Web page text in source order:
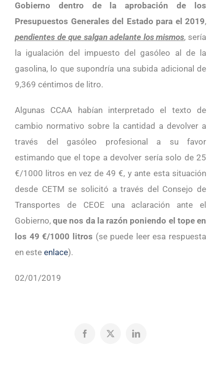
Gobierno dentro de la aprobación de los
Presupuestos Generales del Estado para el 2019,
pendientes de que salgan adelante los mismos, sería
la igualación del impuesto del gasóleo al de la
gasolina, lo que supondría una subida adicional de
9,369 céntimos de litro.
Algunas CCAA habían interpretado el texto de
cambio normativo sobre la cantidad a devolver a
través del gasóleo profesional a su favor
estimando que el tope a devolver sería solo de 25
€/1000 litros en vez de 49 €, y ante esta situación
desde CETM se solicitó a través del Consejo de
Transportes de CEOE una aclaración ante el
Gobierno,que nos da la razón poniendo el tope en
los 49 €/1000 litros (se puede leer esa respuesta
en este enlace).
02/01/2019
Facebook
X LinkedIn